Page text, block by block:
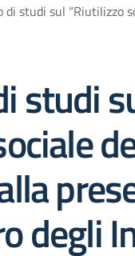
di studi sul “Riutilizzo
studi
degli